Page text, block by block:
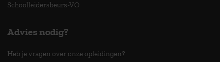
Schoolleidersbeurs-VO
Advies nodig?
Heb je vragen over onze opleidingen?